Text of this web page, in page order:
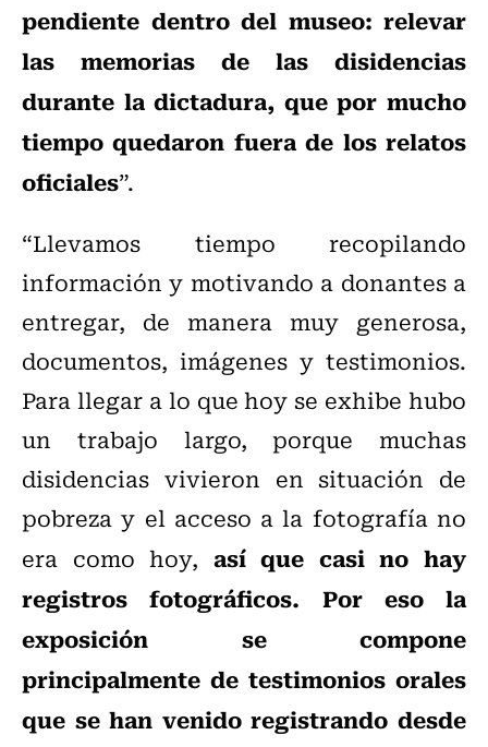
pendiente dentro del museo: relevar
las memorias de las disidencias
durante la dictadura, que por mucho
tiempo quedaron fuera de los relatos
oficiales”.
“Llevamos tiempo recopilando
información y motivando a donantes a
entregar, de manera muy generosa,
documentos, imágenes y testimonios.
Para llegar a lo que hoy se exhibe hubo
un trabajo largo, porque muchas
disidencias vivieron en situación de
pobreza y el acceso a la fotografía no
era como hoy, así que casi no hay
registros fotográficos. Por eso la
exposición se compone
principalmente de testimonios orales
que se han venido registrando desde